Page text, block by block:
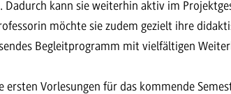
kann sie weiterhin aktiv im
möchte sie zudem gezielt ihre
Begleitprogramm mit vielfältigen
Vorlesungen für das kommende